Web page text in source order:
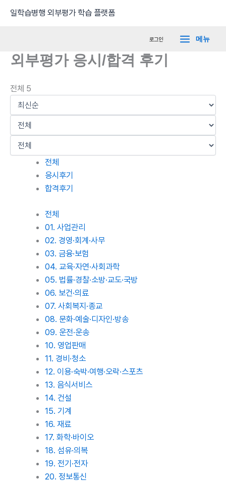
일학습병행 외부평가 학습 플랫폼
로그인
Menu
메뉴
외부평가 응시/합격 후기
전체 5
전체
응시후기
합격후기
전체
01. 사업관리
02. 경영·회계·사무
03. 금융·보험
04. 교육·자연·사회과학
05. 법률·경찰·소방·교도·국방
06. 보건·의료
07. 사회복지·종교
08. 문화·예술·디자인·방송
09. 운전·운송
10. 영업판매
11. 경비·청소
12. 이용·숙박·여행·오락·스포츠
13. 음식서비스
14. 건설
15. 기계
16. 재료
17. 화학·바이오
18. 섬유·의복
19. 전기·전자
20. 정보통신